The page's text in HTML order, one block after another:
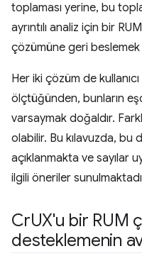
toplaması yerine, bu
ayrıntılı analiz için bir
çözümüne geri
Her iki çözüm de
ölçtüğünden, bunların
varsaymak doğaldır.
olabilir. Bu kılavuzda, bu
açıklanmakta ve sayılar
ilgili öneriler
CrUX'u bir RUM
desteklemenin